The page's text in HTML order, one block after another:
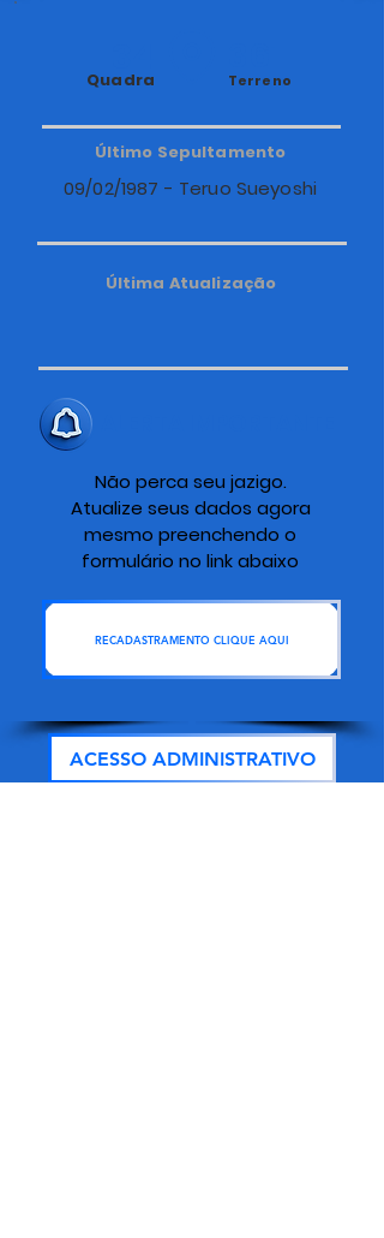
Quadra Terreno
Último Sepultamento
09/02/1987 - Teruo Sueyoshi
Última Atualização
Não perca seu jazigo.
Atualize seus dados agora
mesmo preenchendo o
formulário no link abaixo
RECADASTRAMENTO CLIQUE AQUI
ACESSO ADMINISTRATIVO